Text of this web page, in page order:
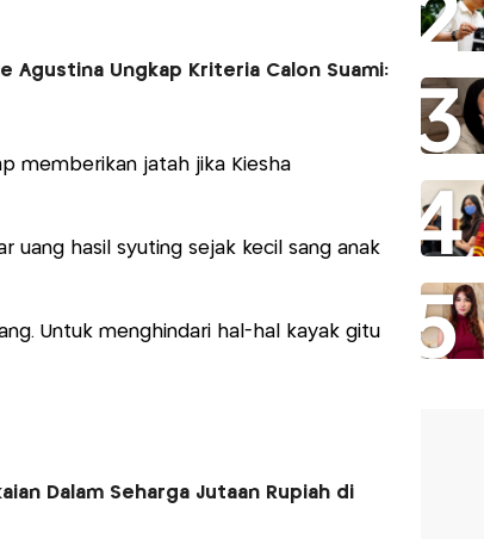
Agustina Ungkap Kriteria Calon Suami:
memberikan jatah jika Kiesha
uang hasil syuting sejak kecil sang anak
Untuk menghindari hal-hal kayak gitu
Dalam Seharga Jutaan Rupiah di